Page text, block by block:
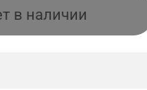
в наличии